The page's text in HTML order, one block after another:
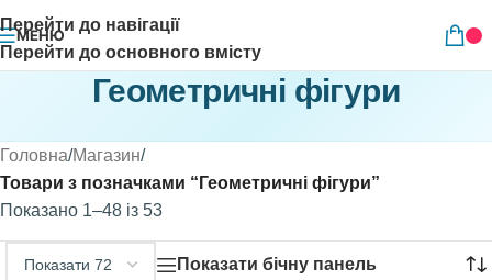
Перейти до навігації
Перейти до основного вмісту
МЕНЮ
Геометричні фігури
Головна/Магазин/
Товари з позначками “Геометричні фігури”
Показано 1–48 із 53
Показати бічну панель